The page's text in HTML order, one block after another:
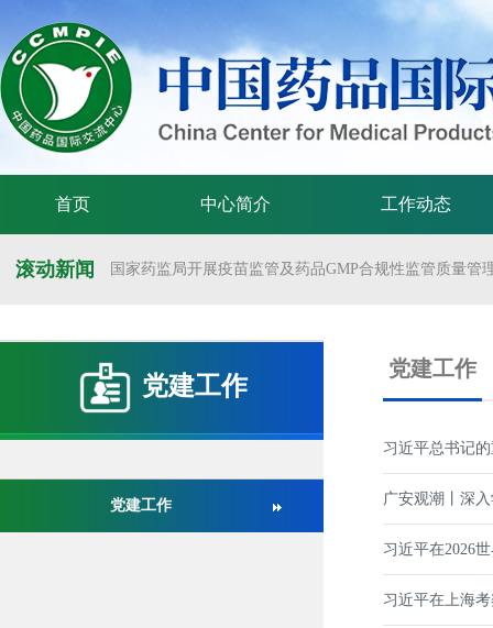
首页 中心简介 工作动态
滚动新闻 国家药监局开展疫苗监管及药品GMP合规性监管质量管
国家药监局药审中心关于发布《预防用mRNA疫苗临床
国家药监局药审中心关于发布《关于开发适宜药品包装
国家药监局 国家卫生健康委 国家中医药局 国家疾控局
国家药监局关于发布药品试验数据保护实施办法的公告
关于举办第十六届中国医疗器械监督管理国际会议的通
党建工作
党建工作
党建工作
习近平总书记
广安观潮丨深
习近平在2026
习近平在上海